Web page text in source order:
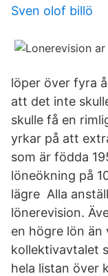
Sven olof billö
löper över fyra
att det inte
skulle få en
yrkar på att
som är födda
löneökning på
lägre Alla
lönerevision.
en högre lön än
kollektivavtalet
hela listan över